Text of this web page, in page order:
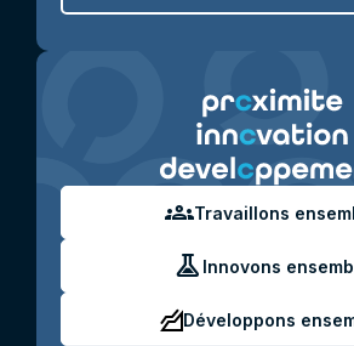
groupsTravaillons
experiment Innovons
Développons